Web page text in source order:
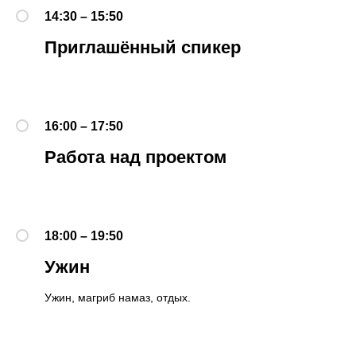
14:30 – 15:50
Приглашённый спикер
16:00 – 17:50
Работа над проектом
18:00 – 19:50
Ужин
Ужин, магриб намаз, отдых.